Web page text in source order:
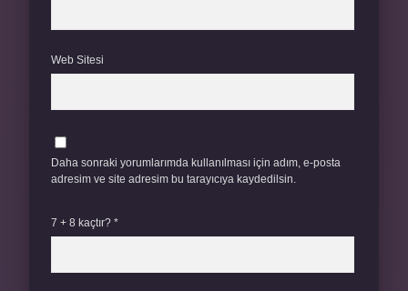
Web Sitesi
Daha sonraki yorumlarımda kullanılması için adım, e-posta
adresim ve site adresim bu tarayıcıya kaydedilsin.
7 + 8 kaçtır? *